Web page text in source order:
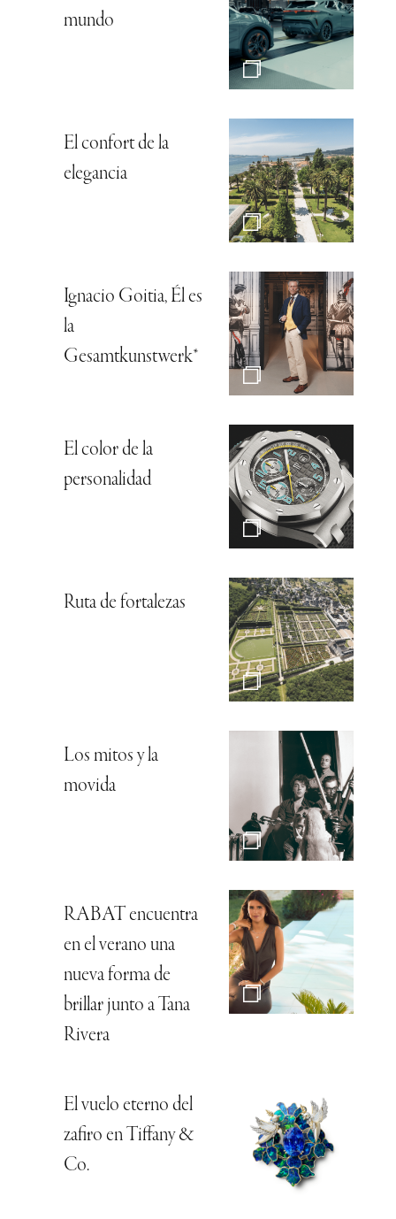
mundo
El confort de la
elegancia
Ignacio Goitia, Él es
la
Gesamtkunstwerk*
El color de la
personalidad
Ruta de fortalezas
Los mitos y la
movida
RABAT encuentra
en el verano una
nueva forma de
brillar junto a Tana
Rivera
El vuelo eterno del
zafiro en Tiffany &
Co.